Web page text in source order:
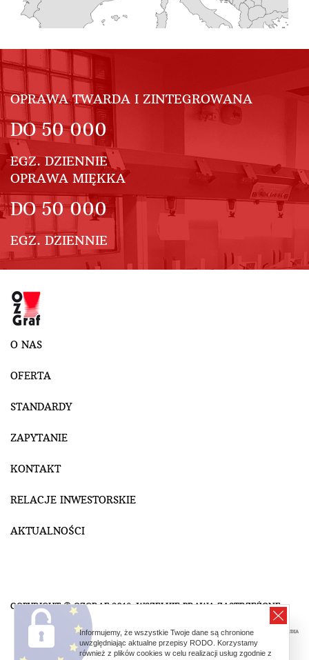
OPRAWA TWARDA I ZINTEGROWANA
DO50 000
EGZ. DZIENNIE
OPRAWA MIĘKKA
DO50 000
EGZ. DZIENNIE
O NAS
OFERTA
STANDARDY
ZAPYTANIE
KONTAKT
RELACJE INWESTORSKIE
AKTUALNOŚCI
COPYRIGHT © OZGRAF 2018. WSZELKIE PRAWA ZASTRZEŻONE.
Informujemy, że wszystkie Twoje dane są chronione
uwzględniając aktualne przepisy RODO. Korzystamy
również z plików cookies w celu realizacji usług zgodnie z